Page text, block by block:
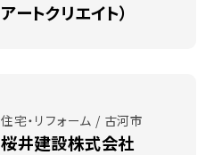
アートクリエイト）
住宅・リフォーム / 古河市
桜井建設株式会社